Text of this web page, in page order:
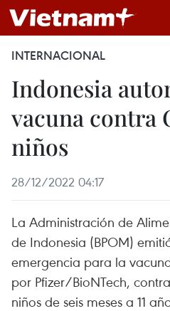
INTERNACIONAL
Indonesia
vacuna contra
niños
28/12/2022 04:17
La Administración de
de Indonesia (BPOM)
emergencia para la
por Pfizer/BioNTech,
niños de seis meses a 11